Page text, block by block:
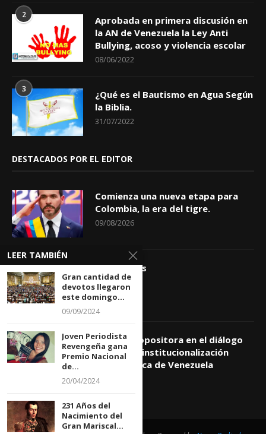
2
Aprobada en primera discusión en
la AN de Venezuela la Ley Anti
Bullying, acoso y violencia escolar
08/06/2022
3
¿Qué es el Bautismo en Agua Según
la Biblia.
31/07/2022
DESTACADOS POR EL EDITOR
Comienza una nueva etapa para
Colombia, la era del tigre.
09/08/2026
Apóstrofes
09/08/2026
Comisión opositora en el diálogo
prioriza reinstitucionalización
democrática de Venezuela
09/08/2026
LEER TAMBIÉN
Gran cantidad de
devotos llegaron
este domingo...
09/09/2024
Joven Periodista
Revengeña gana
Premio Nacional
de...
20/04/2024
231 Años del
Nacimiento del
Gran Mariscal...